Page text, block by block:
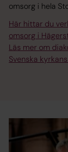
omsorg i hela
Här hittar du
omsorg i
Läs mer om
Svenska